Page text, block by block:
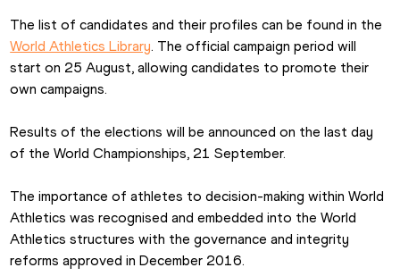
World Athletics Library. The official campaign period will
start on 25 August, allowing candidates to promote their
own campaigns.
Results of the elections will be announced on the last day
of the World Championships, 21 September.
The importance of athletes to decision-making within World
Athletics was recognised and embedded into the World
Athletics structures with the governance and integrity
reforms approved in December 2016.